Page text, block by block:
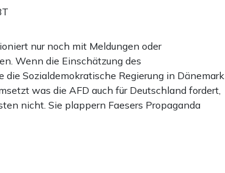
nur noch mit Meldungen oder
Wenn die Einschätzung des
Sozialdemokratische Regierung in Dänemark
was die AFD auch für Deutschland fordert,
nicht. Sie plappern Faesers Propaganda